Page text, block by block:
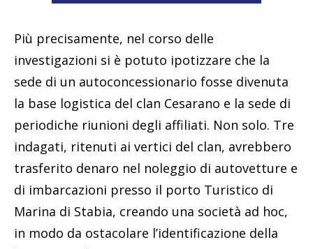
Più precisamente, nel corso delle
investigazioni si è potuto ipotizzare che la
sede di un autoconcessionario fosse divenuta
la base logistica del clan Cesarano e la sede di
periodiche riunioni degli affiliati. Non solo. Tre
indagati, ritenuti ai vertici del clan, avrebbero
trasferito denaro nel noleggio di autovetture e
di imbarcazioni presso il porto Turistico di
Marina di Stabia, creando una società ad hoc,
in modo da ostacolare l’identificazione della